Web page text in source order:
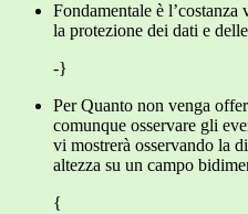
Fondamentale è
la protezione dei dati e
-}
Per Quanto non venga
comunque osservare gli
vi mostrerà osservando la
altezza su un campo
{